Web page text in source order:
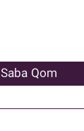
بازیکن تعویضی Saba Qom